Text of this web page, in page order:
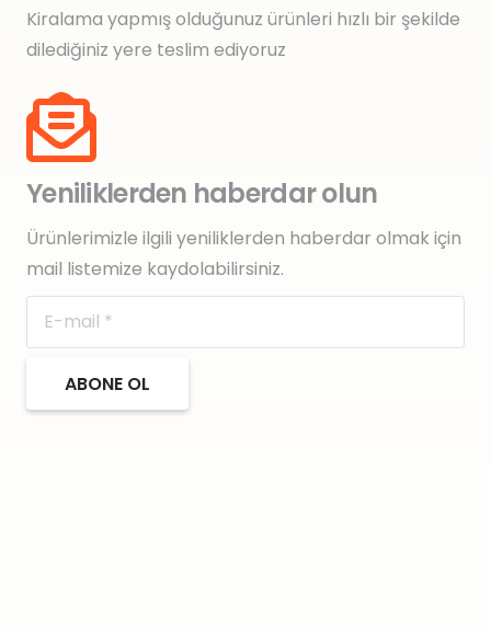
Kiralama yapmış olduğunuz ürünleri hızlı bir şekilde
dilediğiniz yere teslim ediyoruz
Yeniliklerden haberdar olun
Ürünlerimizle ilgili yeniliklerden haberdar olmak için
mail listemize kaydolabilirsiniz.
ABONE OL